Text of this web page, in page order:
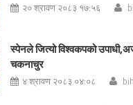
२० श्रावण २०८३ १७:५६
स्पेनले जित्यो विश्वकपको
चकनाचुर
४ श्रावण २०८३ ०४:०८